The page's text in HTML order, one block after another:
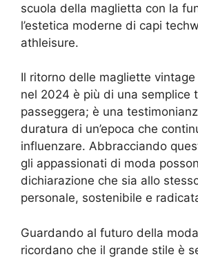
scuola della maglietta con la
l’estetica moderne di capi
athleisure.
Il ritorno delle magliette vintage
nel 2024 è più di una semplice
passeggera; è una
duratura di un’epoca che
influenzare. Abbracciando
gli appassionati di moda
dichiarazione che sia allo
personale, sostenibile e
Guardando al futuro della
ricordano che il grande stile è